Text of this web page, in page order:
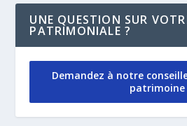
UNE QUESTION SUR
PATRIMONIALE ?
Demandez à notre
patrimoine